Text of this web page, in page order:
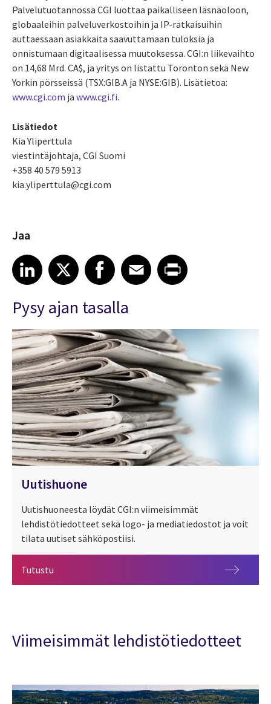
Palvelutuotannossa CGI luottaa paikalliseen läsnäoloon,
globaaleihin palveluverkostoihin ja IP-ratkaisuihin
auttaessaan asiakkaita saavuttamaan tuloksia ja
onnistumaan digitaalisessa muutoksessa. CGI:n liikevaihto
on 14,68 Mrd. CA$, ja yritys on listattu Toronton sekä New
Yorkin pörsseissä (TSX:GIB.A ja NYSE:GIB). Lisätietoa:
www.cgi.com ja www.cgi.fi.
Lisätiedot
Kia Yliperttula
viestintäjohtaja, CGI Suomi
+358 40 579 5913
kia.yliperttula@cgi.com
Jaa
Share article on LinkedIn
LinkedIn
Share article on XShare article on Facebook
Facebook
Share article on Email
EmailShare article on Print
Pysy ajan tasalla
Uutishuone
Uutishuoneesta löydät CGI:n viimeisimmät
lehdistötiedotteet sekä logo- ja mediatiedostot ja voit
tilata uutiset sähköpostiisi.
Tutustu
Viimeisimmät lehdistötiedotteet